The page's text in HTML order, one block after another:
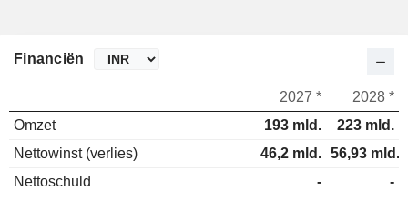
Financiën
2027 *
2028 *
Omzet
193 mld.
223 mld.
Nettowinst (verlies)
46,2 mld. 56,93 mld.
Nettoschuld
- -